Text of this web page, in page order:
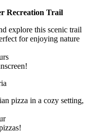
Recreation Trail
explore this scenic trail
for enjoying nature
pizza in a cozy setting,